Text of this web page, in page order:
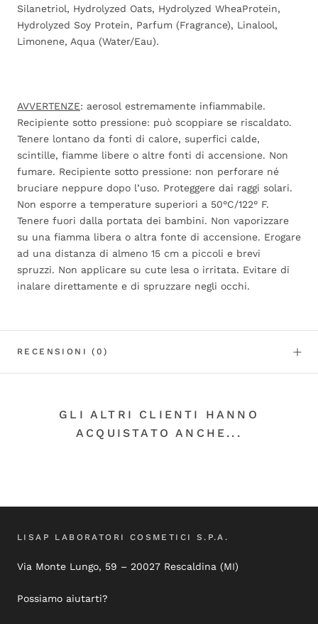
Silanetriol, Hydrolyzed Oats, Hydrolyzed WheaProtein,
Hydrolyzed Soy Protein, Parfum (Fragrance), Linalool,
Limonene, Aqua (Water/Eau).
AVVERTENZE: aerosol estremamente infiammabile.
Recipiente sotto pressione: può scoppiare se riscaldato.
Tenere lontano da fonti di calore, superfici calde,
scintille, fiamme libere o altre fonti di accensione. Non
fumare. Recipiente sotto pressione: non perforare né
bruciare neppure dopo l’uso. Proteggere dai raggi solari.
Non esporre a temperature superiori a 50°C/122° F.
Tenere fuori dalla portata dei bambini. Non vaporizzare
su una fiamma libera o altra fonte di accensione. Erogare
ad una distanza di almeno 15 cm a piccoli e brevi
spruzzi. Non applicare su cute lesa o irritata. Evitare di
inalare direttamente e di spruzzare negli occhi.
RECENSIONI(0)
GLI ALTRI CLIENTI HANNO
ACQUISTATO ANCHE...
LISAP LABORATORI COSMETICI S.P.A.
Via Monte Lungo, 59 – 20027 Rescaldina (MI)
Possiamo aiutarti?